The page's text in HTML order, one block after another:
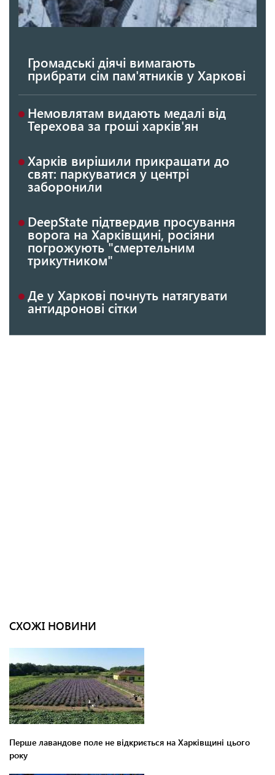
Громадські діячі вимагають
прибрати сім пам'ятників у Харкові
Немовлятам видають медалі від
Терехова за гроші харків'ян
Харків вирішили прикрашати до
свят: паркуватися у центрі
заборонили
DeepState підтвердив просування
ворога на Харківщині, росіяни
погрожують "смертельним
трикутником"
Де у Харкові почнуть натягувати
антидронові сітки
СХОЖІ НОВИНИ
Перше лавандове поле не відкриється на Харківщині цього
року